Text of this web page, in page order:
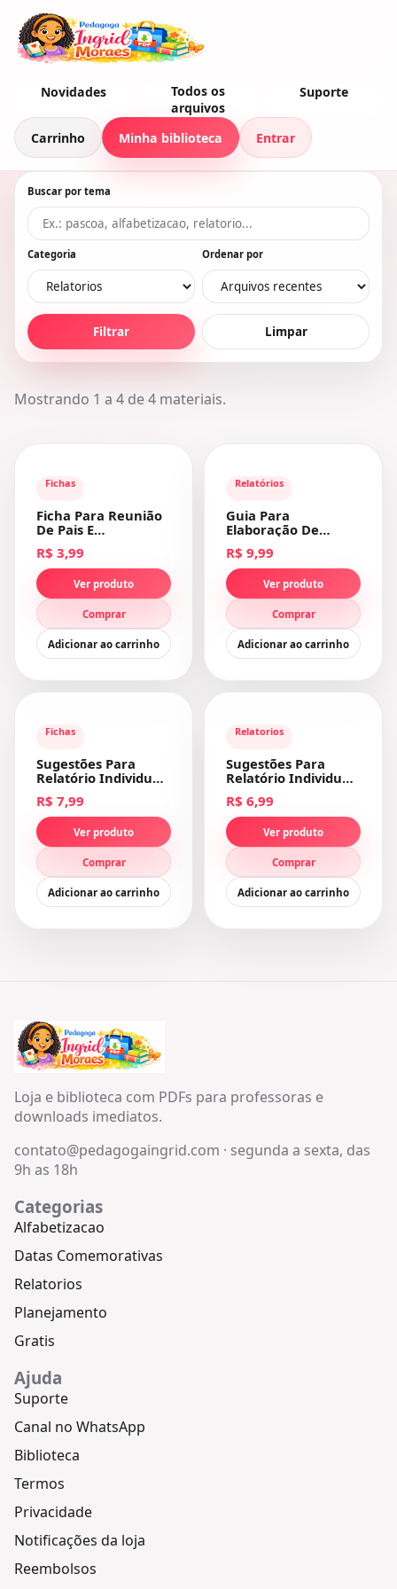
Novidades
Todos os
arquivos
Suporte
Carrinho Minha biblioteca Entrar
Buscar por tema
Categoria Ordenar por
Filtrar Limpar
Mostrando 1 a 4 de4 materiais.
Fichas
Ficha Para Reunião
De Pais E
Responsáveis
R$ 3,99
Ver produto
Comprar
Adicionar ao carrinho
Relatórios
Guia Para
Elaboração De
Relatórios
Individuais Dos E...
R$ 9,99
Ver produto
Comprar
Adicionar ao carrinho
Fichas
Sugestões Para
Relatório Individual
do Estudante
R$ 7,99
Ver produto
Comprar
Adicionar ao carrinho
Relatorios
Sugestões Para
Relatório Individual
Final Do Aluno
R$ 6,99
Ver produto
Comprar
Adicionar ao carrinho
Loja e biblioteca com PDFs para professoras e
downloads imediatos.
contato@pedagogaingrid.com · segunda a sexta, das
9h as 18h
Categorias
Alfabetizacao
Datas Comemorativas
Relatorios
Planejamento
Gratis
Ajuda
Suporte
Canal no WhatsApp
Biblioteca
Termos
Privacidade
Notificações da loja
Reembolsos